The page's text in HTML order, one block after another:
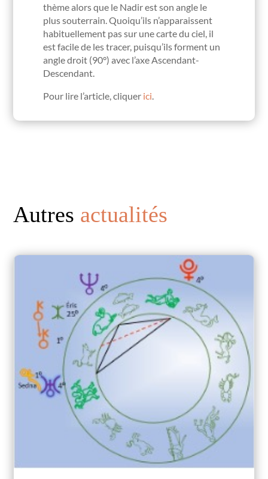
thème alors que le Nadir est son angle le
plus souterrain. Quoiqu’ils n’apparaissent
habituellement pas sur une carte du ciel, il
est facile de les tracer, puisqu’ils forment un
angle droit (90°) avec l’axe Ascendant-
Descendant.
Pour lire l’article, cliquer ici.
Autres actualités